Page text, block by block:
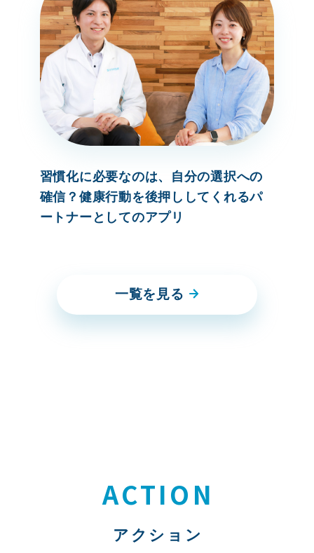
習慣化に必要なのは、自分の選択への
確信？健康行動を後押ししてくれるパ
ートナーとしてのアプリ
一覧を見る
ACTION
アクション